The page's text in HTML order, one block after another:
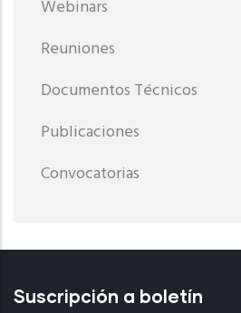
Webinars
Reuniones
Documentos Técnicos
Publicaciones
Convocatorias
Suscripción a boletín